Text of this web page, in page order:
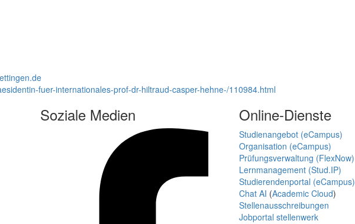
fuer-internationales-prof-dr-hiltraud-casper-hehne-/110984.html
Soziale Medien Online-Dienste
Studienangebot (eCampus)
Organisation (eCampus)
Prüfungsverwaltung (FlexNow)
Lernmanagement (Stud.IP)
Studierendenportal (eCampus)
Chat AI (Academic Cloud)
Stellenausschreibungen
Jobportal stellenwerk